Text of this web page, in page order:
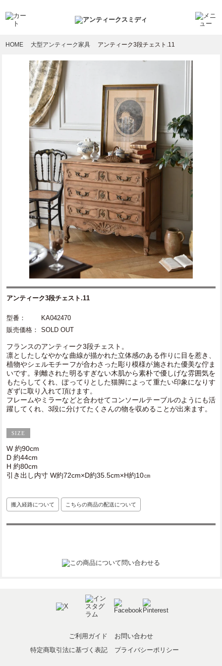
HOME 大型アンティーク家具 アンティーク3段チェスト.11
アンティーク3段チェスト.11
型番：
KA042470
販売価格：
SOLD OUT
フランスのアンティーク3段チェスト。
凛としたしなやかな曲線が描かれた立体感のある作りに目を惹き、
植物やシェルモチーフが合わさった彫り模様が施された優美な佇ま
いです。剥離された明るすぎない木肌から素朴で優しげな雰囲気を
もたらしてくれ、ぽってりとした猫脚によって重たい印象になりす
ぎずに取り入れて頂けます。
フレームやミラーなどと合わせてコンソールテーブルのようにも活
躍してくれ、3段に分けてたくさんの物を収めることが出来ます。
W 約90cm
D 約44cm
H 約80cm
引き出し内寸 W約72cm×D約35.5cm×H約10㎝
搬入経路について こちらの商品の配送について
ご利用ガイド
お問い合わせ
特定商取引法に基づく表記
プライバシーポリシー